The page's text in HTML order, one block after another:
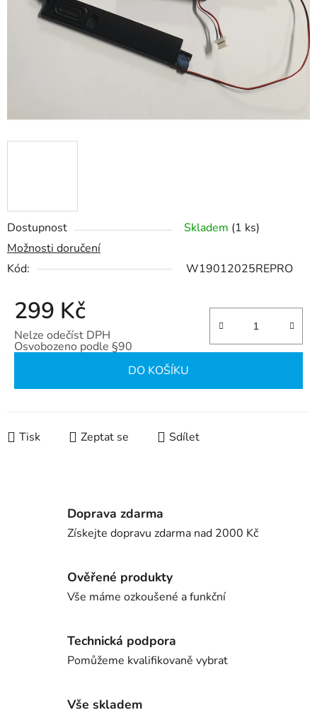
Dostupnost Skladem (1 ks)
Možnosti doručení
Kód:
W19012025REPRO
299 Kč
Nelze odečíst DPH
Osvobozeno podle §90
DO KOŠÍKU
Tisk Zeptat se Sdílet
hvězdiček.
Doprava zdarma
Získejte dopravu zdarma nad 2000 Kč
Ověřené produkty
Vše máme ozkoušené a funkční
Technická podpora
Pomůžeme kvalifikovaně vybrat
Vše skladem